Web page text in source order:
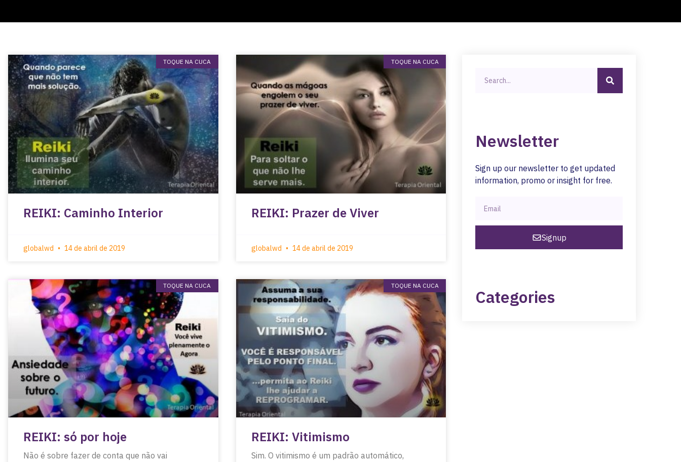
TOQUE NA CUCA
REIKI: Caminho Interior
globalwd 14 de abril de 2019
TOQUE NA CUCA
REIKI: Prazer de Viver
globalwd 14 de abril de 2019
TOQUE NA CUCA
REIKI: só por hoje
Não é sobre fazer de conta que não vai
TOQUE NA CUCA
REIKI: Vitimismo
Sim. O vitimismo é um padrão automático,
Newsletter
Sign up our newsletter to get updated
information, promo or insight for free.
Signup
Categories